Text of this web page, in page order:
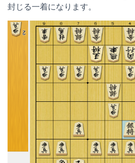
封じる一着になります。